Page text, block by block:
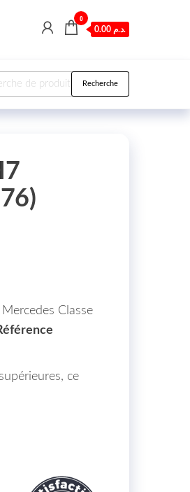
0
0.00 د.م.
pour : Recherche
Classe
ce